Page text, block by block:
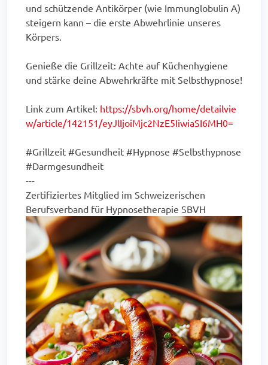
und schützende Antikörper (wie Immunglobulin A)
steigern kann – die erste Abwehrlinie unseres
Körpers.
Genieße die Grillzeit: Achte auf Küchenhygiene
und stärke deine Abwehrkräfte mit Selbsthypnose!
Link zum Artikel: https://sbvh.org/home/detailvie
w/article/142151/eyJlIjoiMjc2NzE5IiwiaSI6MH0=
#Grillzeit #Gesundheit #Hypnose #Selbsthypnose
#Darmgesundheit
---
Zertifiziertes Mitglied im Schweizerischen
Berufsverband für Hypnosetherapie SBVH